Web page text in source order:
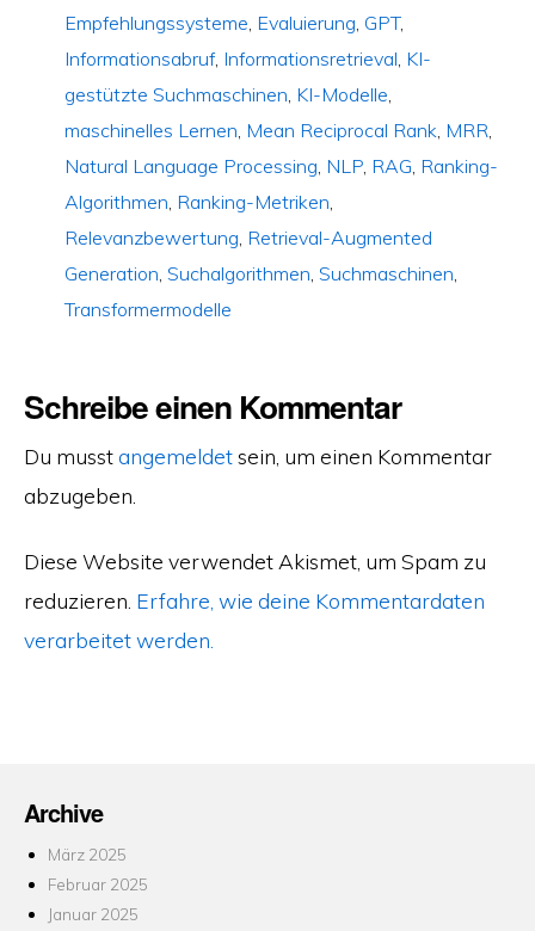
Empfehlungssysteme Evaluierung GPT,
Informationsabruf, Informationsretrieval KI-
gestützte Suchmaschinen KI-Modelle
maschinelles Lernen Mean Reciprocal Rank MRR
Natural Language Processing NLP, RAG Ranking-
Algorithmen Ranking-Metriken
Relevanzbewertung Retrieval-Augmented
Generation Suchalgorithmen Suchmaschinen
Transformermodelle
Schreibe einen Kommentar
Du musstangemeldetsein, um einen Kommentar
abzugeben.
Diese Website verwendet Akismet, um Spam zu
reduzieren. Erfahre, wie deine Kommentardaten
verarbeitet werden.
Archive
März 2025
Februar 2025
Januar 2025